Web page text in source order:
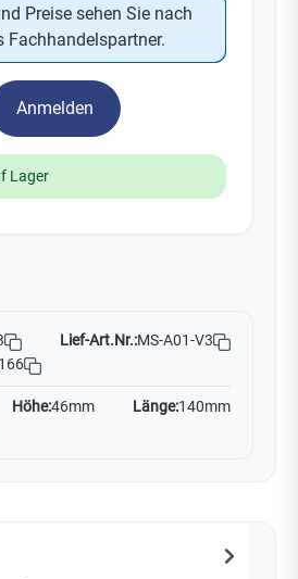
Preise sehen Sie nach
Fachhandelspartner.
Anmelden
Lager
Lief-Art.Nr.:MS-A01-V3
Höhe:46mm Länge:140mm